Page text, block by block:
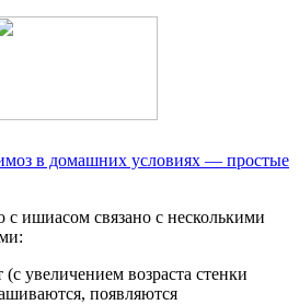
в домашних условиях — простые
ишиасом связано с несколькими
увеличением возраста стенки
появляются